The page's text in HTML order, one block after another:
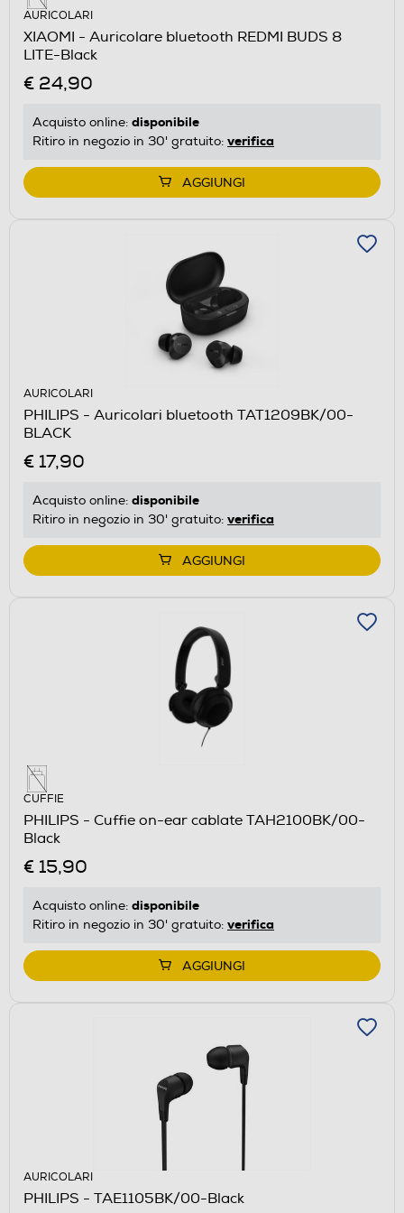
AURICOLARI
XIAOMI - Auricolare bluetooth REDMI BUDS 8
LITE-Black
€ 24,90
Acquisto online: disponibile
Ritiro in negozio in 30' gratuito: verifica
AGGIUNGI
AURICOLARI
PHILIPS - Auricolari bluetooth TAT1209BK/00-
BLACK
€ 17,90
Acquisto online: disponibile
Ritiro in negozio in 30' gratuito: verifica
AGGIUNGI
CUFFIE
PHILIPS - Cuffie on-ear cablate TAH2100BK/00-
Black
€ 15,90
Acquisto online: disponibile
Ritiro in negozio in 30' gratuito: verifica
AGGIUNGI
AURICOLARI
PHILIPS - TAE1105BK/00-Black